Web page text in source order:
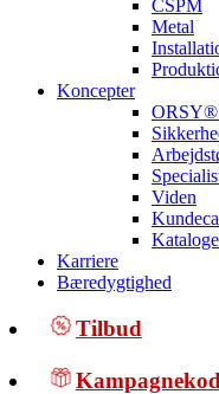
CSPM
Metal
Koncepter
ORSY®
Viden
Karriere
Bæredygtighed
Tilbud